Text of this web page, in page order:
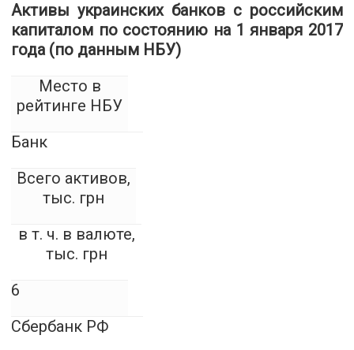
Активы украинских банков с российским
капиталом по состоянию на 1 января 2017
года (по данным НБУ)
Место в
рейтинге НБУ
Банк
Все­го акти­вов,
тыс. грн
в т. ч. в валюте­,
тыс. грн
6
Сбербанк РФ